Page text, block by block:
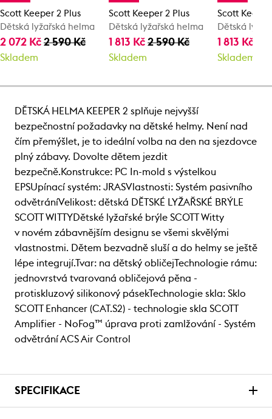
Scott Keeper 2 Plus
Dětská lyžařská helma
2 072 Kč 2 590 Kč
Skladem
Scott Keeper 2 Plus
Dětská lyžařská helma
1 813 Kč2 590 Kč
Skladem
Scott
Dětská
1 813 Kč
Skladem
DĚTSKÁ HELMA KEEPER 2 splňuje nejvyšší
bezpečnostní požadavky na dětské helmy. Není nad
čím přemýšlet, je to ideální volba na den na sjezdovce
plný zábavy. Dovolte dětem jezdit
bezpečně.Konstrukce: PC In-mold s výstelkou
EPSUpínací systém: JRASVlastnosti: Systém pasivního
odvětráníVelikost: dětská DĚTSKÉ LYŽAŘSKÉ BRÝLE
SCOTT WITTYDětské lyžařské brýle SCOTT Witty
v novém zábavnějším designu se všemi skvělými
vlastnostmi. Dětem bezvadně sluší a do helmy se ještě
lépe integrují.Tvar: na dětský obličejTechnologie rámu:
jednovrstvá tvarovaná obličejová pěna -
protiskluzový silikonový pásekTechnologie skla: Sklo
SCOTT Enhancer (CAT.S2) - technologie skla SCOTT
Amplifier - NoFog™ úprava proti zamlžování - Systém
odvětrání ACS Air Control
SPECIFIKACE